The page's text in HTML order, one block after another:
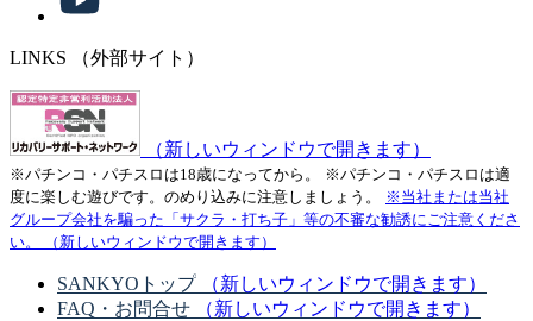
LINKS （外部サイト）
（新しいウィンドウで開きます）
※パチンコ・パチスロは18歳になってから。
※パチンコ・パチスロは適
度に楽しむ遊びです。のめり込みに注意しましょう。
※当社または当社
グループ会社を騙った「サクラ・打ち子」等の不審な勧誘にご注意くださ
い。
（新しいウィンドウで開きます）
SANKYOトップ
（新しいウィンドウで開きます）
FAQ・お問合せ
（新しいウィンドウで開きます）